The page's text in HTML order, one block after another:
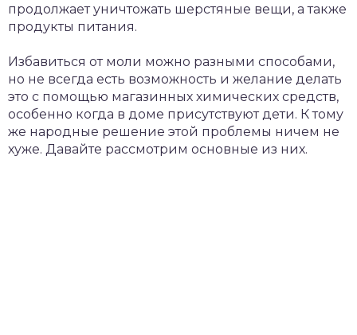
продолжает уничтожать шерстяные вещи, а также
продукты питания.
Избавиться от моли можно разными способами,
но не всегда есть возможность и желание делать
это с помощью магазинных химических средств,
особенно когда в доме присутствуют дети. К тому
же народные решение этой проблемы ничем не
хуже. Давайте рассмотрим основные из них.